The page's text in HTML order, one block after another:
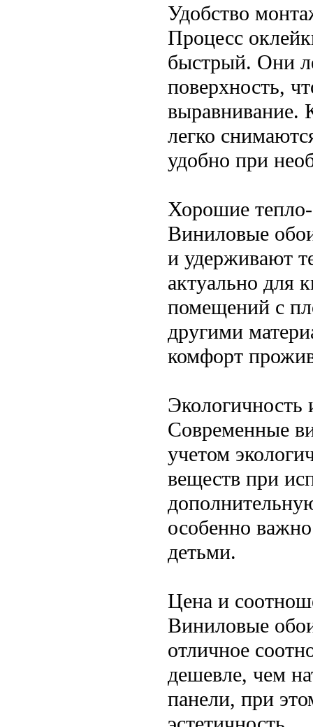
Удобство
Процесс
быстрый. Они
поверхность,
выравнивание.
легко
удобно при
Хорошие тепло-
Виниловые
и удерживают
актуально для
помещений с
другими
комфорт
Экологичность
Современные
учетом
веществ при
особенно
детьми.
Цена и
Виниловые
отличное
дешевле, чем
панели, при